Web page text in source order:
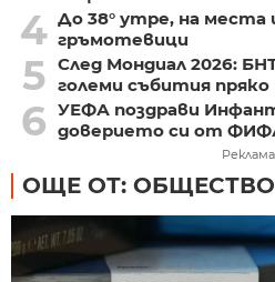
4 До 38° утре, на места
гръмотевици
5 След Мондиал 2026:
големи събития пряко
6 УЕФА поздрави
доверието си от
Реклама
ОЩЕ ОТ: ОБЩЕСТВО